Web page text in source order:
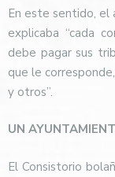
En este sentido, el
explicaba “cada
debe pagar sus
que le
y otros”.
UN
El Consistorio